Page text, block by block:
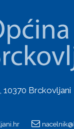
10370 Brckovljani